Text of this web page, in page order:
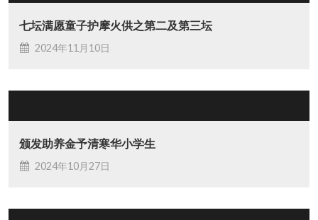
七坛满愿童子护摩火供之第二及第三坛
2024年11月10日
颁发助养金予清寒华小学生
2024年10月27日